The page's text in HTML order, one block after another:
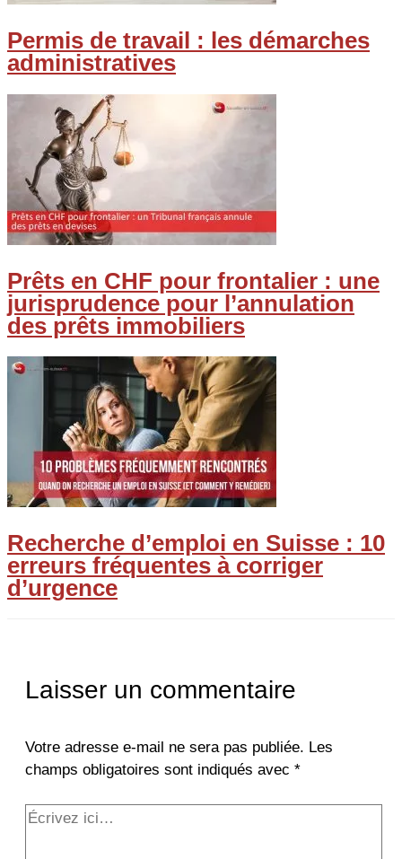
Permis de travail : les démarches
administratives
Prêts en CHF pour frontalier : une
jurisprudence pour l’annulation
des prêts immobiliers
Recherche d’emploi en Suisse : 10
erreurs fréquentes à corriger
d’urgence
Laisser un commentaire
Votre adresse e-mail ne sera pas publiée. Les
champs obligatoires sont indiqués avec *
Écrivez